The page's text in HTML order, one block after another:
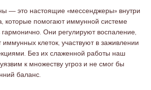
— это настоящие «мессенджеры» внутри
которые помогают иммунной системе
Они регулируют воспаление,
клеток, участвуют в заживлении
Без их слаженной работы наш
к множеству угроз и не смог бы
баланс.